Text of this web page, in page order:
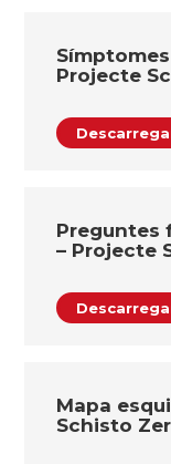
Projecte
Preguntes
– Projecte
Mapa
Schisto